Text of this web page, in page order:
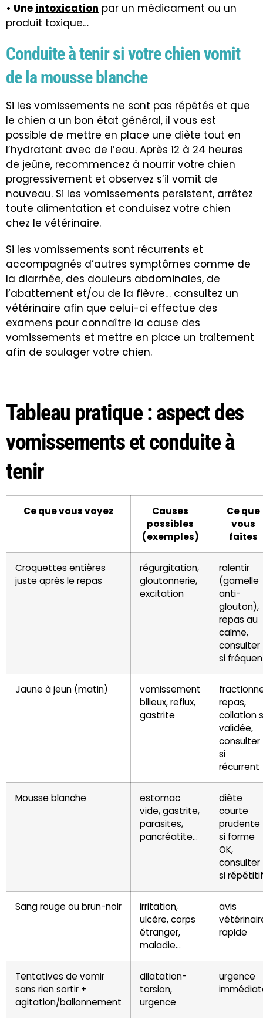
• Une intoxication par un médicament ou un
produit toxique…
Conduite à tenir si votre chien vomit
de la mousse blanche
Si les vomissements ne sont pas répétés et que
le chien a un bon état général, il vous est
possible de mettre en place une diète tout en
l’hydratant avec de l’eau. Après 12 à 24 heures
de jeûne, recommencez à nourrir votre chien
progressivement et observez s’il vomit de
nouveau. Si les vomissements persistent, arrêtez
toute alimentation et conduisez votre chien
chez le vétérinaire.
Si les vomissements sont récurrents et
accompagnés d’autres symptômes comme de
la diarrhée, des douleurs abdominales, de
l’abattement et/ou de la fièvre… consultez un
vétérinaire afin que celui-ci effectue des
examens pour connaître la cause des
vomissements et mettre en place un traitement
afin de soulager votre chien.
Tableau pratique : aspect des
vomissements et conduite à
tenir
Ce que vous voyez
Causes
possibles
(exemples)
Ce que
vous
faites
Croquettes entières
juste après le repas
régurgitation,
gloutonnerie,
excitation
ralentir
(gamelle
anti-
glouton),
repas au
calme,
consulter
si
Jaune à jeun (matin)
vomissement
bilieux, reflux,
gastrite
repas,
collation
validée,
consulter
si
récurrent
Mousse blanche
estomac
vide, gastrite,
parasites,
pancréatite…
diète
courte
prudente
si forme
OK,
consulter
si répétitif
Sang rouge ou brun-noir
irritation,
ulcère, corps
étranger,
maladie…
avis
rapide
Tentatives de vomir
sans rien sortir +
agitation/ballonnement
dilatation-
torsion,
urgence
urgence